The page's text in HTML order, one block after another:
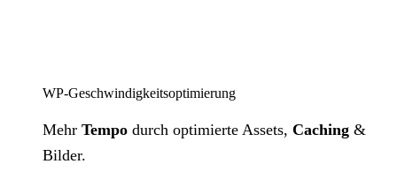
WP-Geschwindigkeitsoptimierung
Mehr Tempo durch optimierte Assets, Caching &
Bilder.